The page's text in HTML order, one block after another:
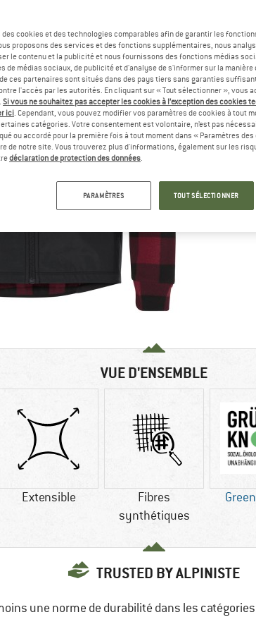
VUE D'ENSEMBLE
Extensible
Fibres
synthétiques
TRUSTED BY ALPINISTE
une norme de durabilité dans les
cookies et des technologies comparables afin de garantir les
proposons des services et des fonctions supplémentaires, nous
le contenu et la publicité et nous fournissons des fonctions médias
de médias sociaux, de publicité et d'analyse de s'informer sur la
ces partenaires sont situés dans des pays tiers sans garanties
l'accès par les autorités. En cliquant sur « Tout sélectionner », vous
Si vous ne souhaitez pas accepter les cookies à l’exception des cookies
ici. Cependant, vous pouvez modifier vos paramètres de cookies à tout
catégories. Votre consentement est volontaire, n’est pas
ou accordé pour la première fois à tout moment dans « Paramètres
de notre site. Vous trouverez plus d'informations, également sur les
déclaration de protection des données.
PARAMÈTRES TOUT SÉLECTIONNER